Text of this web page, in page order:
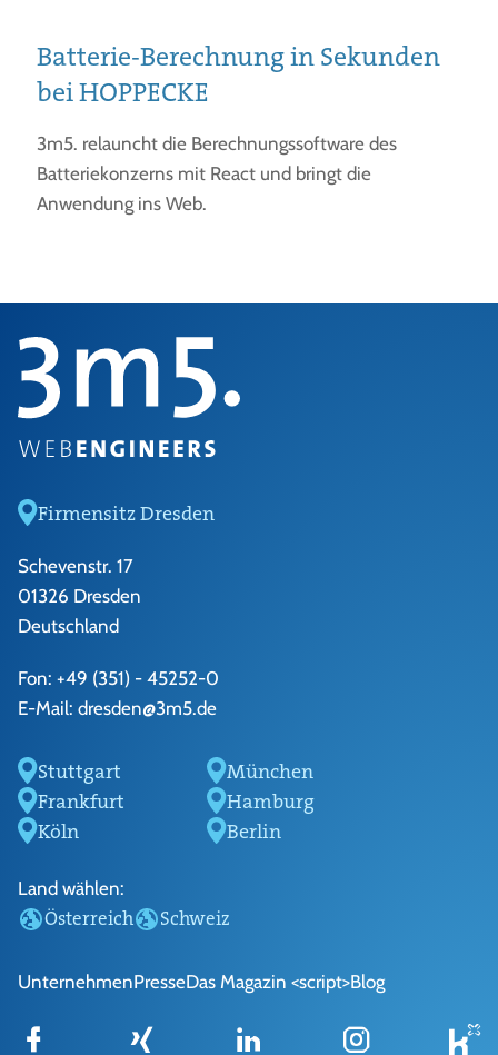
Batterie-Berechnung in Sekunden
bei HOPPECKE
3m5. relauncht die Berechnungssoftware des
Batteriekonzerns mit React und bringt die
Anwendung ins Web.
Firmensitz Dresden
Schevenstr. 17
01326 Dresden
Deutschland
Fon: +49 (351) - 45252-0
E-Mail: dresden@3m5.de
Stuttgart
München
Frankfurt
Hamburg
Köln
Berlin
Land wählen:
Österreich Schweiz
UnternehmenPresseDas Magazin <script>Blog